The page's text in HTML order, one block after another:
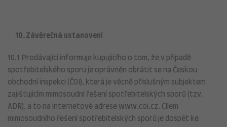
10. Závěrečná ustanovení
10.1 Prodávající informuje kupujícího o tom, že v případě
spotřebitelského sporu je oprávněn obrátit se na Českou
obchodní inspekci (ČOI), která je věcně příslušným subjektem
zajišťujícím mimosoudní řešení spotřebitelských sporů (tzv.
ADR), a to na internetové adrese www.coi.cz. Cílem
mimosoudního řešení spotřebitelských sporů je dospět ke